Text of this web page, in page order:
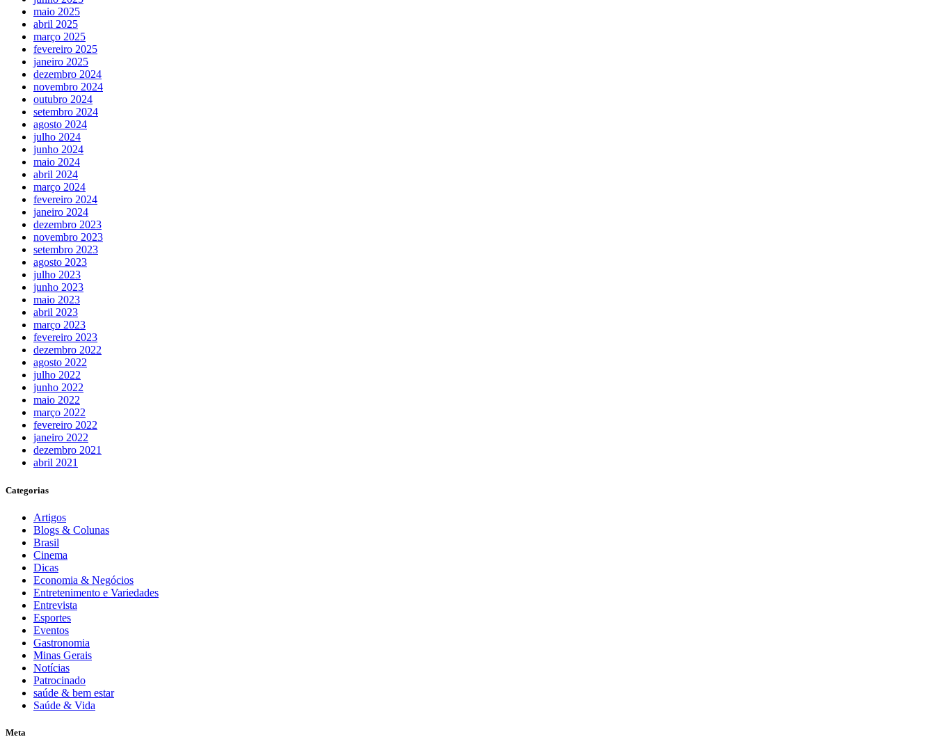
maio 2025
abril 2025
março 2025
fevereiro 2025
janeiro 2025
dezembro 2024
novembro 2024
outubro 2024
setembro 2024
agosto 2024
julho 2024
junho 2024
maio 2024
abril 2024
março 2024
fevereiro 2024
janeiro 2024
dezembro 2023
novembro 2023
setembro 2023
agosto 2023
julho 2023
junho 2023
maio 2023
abril 2023
março 2023
fevereiro 2023
dezembro 2022
agosto 2022
julho 2022
junho 2022
maio 2022
março 2022
fevereiro 2022
janeiro 2022
dezembro 2021
abril 2021
Categorias
Artigos
Blogs & Colunas
Brasil
Cinema
Dicas
Economia & Negócios
Entretenimento e Variedades
Entrevista
Esportes
Eventos
Gastronomia
Minas Gerais
Notícias
Patrocinado
saúde & bem estar
Saúde & Vida
Meta